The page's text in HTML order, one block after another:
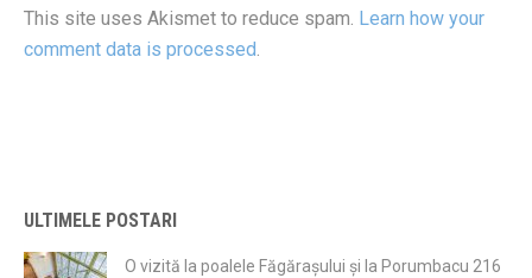
This site uses Akismet to reduce spam. Learn how your
comment data is processed.
ULTIMELE POSTARI
O vizită la poalele Făgărașului și la Porumbacu 216